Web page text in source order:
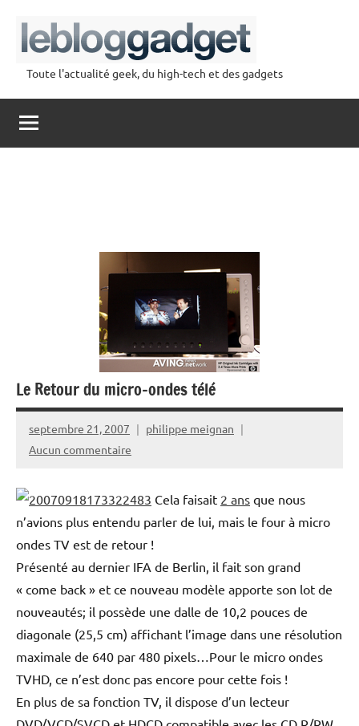
contenu
lebloggadget
Toute l'actualité geek, du high-tech et des gadgets
Le Retour du micro-ondes télé
septembre 21, 2007
philippe meignan
Aucun commentaire
Cela faisait 2 ans que nous
n’avions plus entendu parler de lui, mais le four à micro
ondes TV est de retour !
Présenté au dernier IFA de Berlin, il fait son grand
« come back » et ce nouveau modèle apporte son lot de
nouveautés; il possède une dalle de 10,2 pouces de
diagonale (25,5 cm) affichant l’image dans une résolution
maximale de 640 par 480 pixels…Pour le micro ondes
TVHD, ce n’est donc pas encore pour cette fois !
En plus de sa fonction TV, il dispose d’un lecteur